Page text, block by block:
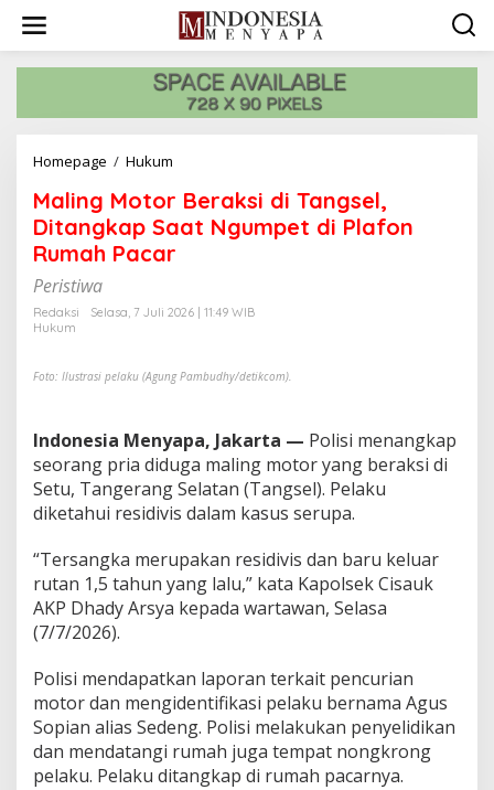
w
Homepage / Hukum
l
i
n
t
B
a
k
s
d
T
a
n
g
l
,
i
t
a
Maling Motor Beraksi di Tangsel,
Ditangkap Saat Ngumpet di Plafon
Rumah Pacar
Peristiwa
Redaksi
Selasa, 7 Juli 2026 | 11:49 WIB
Hukum
Foto: Ilustrasi pelaku (Agung Pambudhy/detikcom).
Indonesia Menyapa, Jakarta — Polisi menangkap
seorang pria diduga maling motor yang beraksi di
Setu, Tangerang Selatan (Tangsel). Pelaku
diketahui residivis dalam kasus serupa.
“Tersangka merupakan residivis dan baru keluar
rutan 1,5 tahun yang lalu,” kata Kapolsek Cisauk
AKP Dhady Arsya kepada wartawan, Selasa
(7/7/2026).
Polisi mendapatkan laporan terkait pencurian
motor dan mengidentifikasi pelaku bernama Agus
Sopian alias Sedeng. Polisi melakukan penyelidikan
dan mendatangi rumah juga tempat nongkrong
pelaku. Pelaku ditangkap di rumah pacarnya.